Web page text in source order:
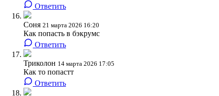
Ответить
Соня 21 марта 2026 16:20
Как попасть в бэкрумс
Ответить
Триколон 14 марта 2026 17:05
Как то попастт
Ответить